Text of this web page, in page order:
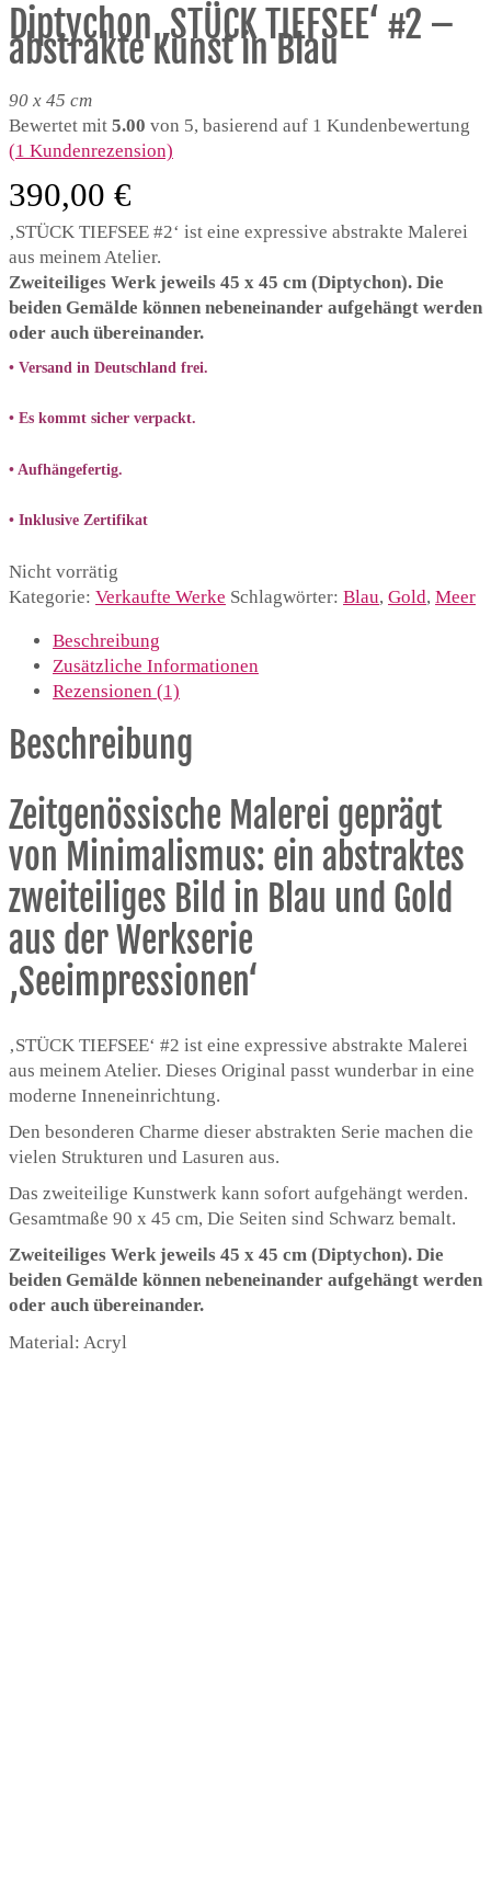
Diptychon ‚STÜCK TIEFSEE‘ #2 –
abstrakte Kunst in Blau
90 x 45 cm
Bewertet mit 5.00 von 5, basierend auf 1 Kundenbewertung
(1 Kundenrezension)
390,00 €
‚STÜCK TIEFSEE #2‘ ist eine expressive abstrakte Malerei
aus meinem Atelier.
Zweiteiliges Werk jeweils 45 x 45 cm (Diptychon). Die
beiden Gemälde können nebeneinander aufgehängt werden
oder auch übereinander.
• Versand in Deutschland frei.
• Es kommt sicher verpackt.
• Aufhängefertig.
• Inklusive Zertifikat
Nicht vorrätig
Kategorie: Verkaufte Werke Schlagwörter: Blau, Gold, Meer
Beschreibung
Zusätzliche Informationen
Rezensionen (1)
Beschreibung
Zeitgenössische Malerei geprägt
von Minimalismus: ein abstraktes
zweiteiliges Bild in Blau und Gold
aus der Werkserie
‚Seeimpressionen‘
‚STÜCK TIEFSEE‘ #2 ist eine expressive abstrakte Malerei
aus meinem Atelier. Dieses Original passt wunderbar in eine
moderne Inneneinrichtung.
Den besonderen Charme dieser abstrakten Serie machen die
vielen Strukturen und Lasuren aus.
Das zweiteilige Kunstwerk kann sofort aufgehängt werden.
Gesamtmaße 90 x 45 cm, Die Seiten sind Schwarz bemalt.
Zweiteiliges Werk jeweils 45 x 45 cm (Diptychon). Die
beiden Gemälde können nebeneinander aufgehängt werden
oder auch übereinander.
Material: Acryl